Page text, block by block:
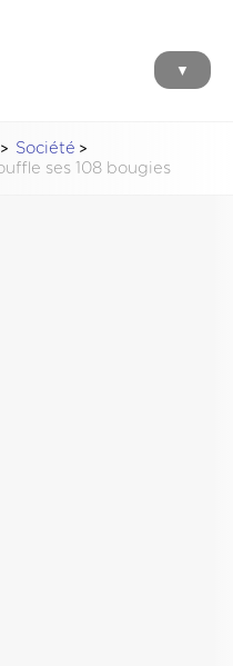
▼
Société
ses 108 bougies